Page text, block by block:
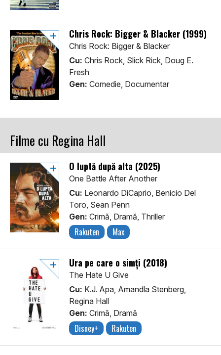
Chris Rock: Bigger & Blacker (1999)
Chris Rock: Bigger & Blacker
Cu: Chris Rock, Slick Rick, Doug E.
Fresh
Gen: Comedie, Documentar
Filme cu Regina Hall
O luptă după alta (2025)
One Battle After Another
Cu: Leonardo DiCaprio, Benicio Del
Toro, Sean Penn
Gen: Crimă, Dramă, Thriller
Rakuten Max
Ura pe care o simți (2018)
The Hate U Give
Cu: K.J. Apa, Amandla Stenberg,
Regina Hall
Gen: Crimă, Dramă
Disney+ Rakuten